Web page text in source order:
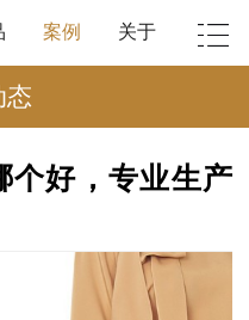
案例 关于
态
个好，专业生产